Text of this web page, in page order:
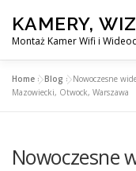
content
KAMERY,
Montaż Kamer Wifi i
GŁÓWNA
MONTAŻ
Home »Blog »Nowoczesne
Mazowiecki, Otwock, Warszawa
Nowoczesne